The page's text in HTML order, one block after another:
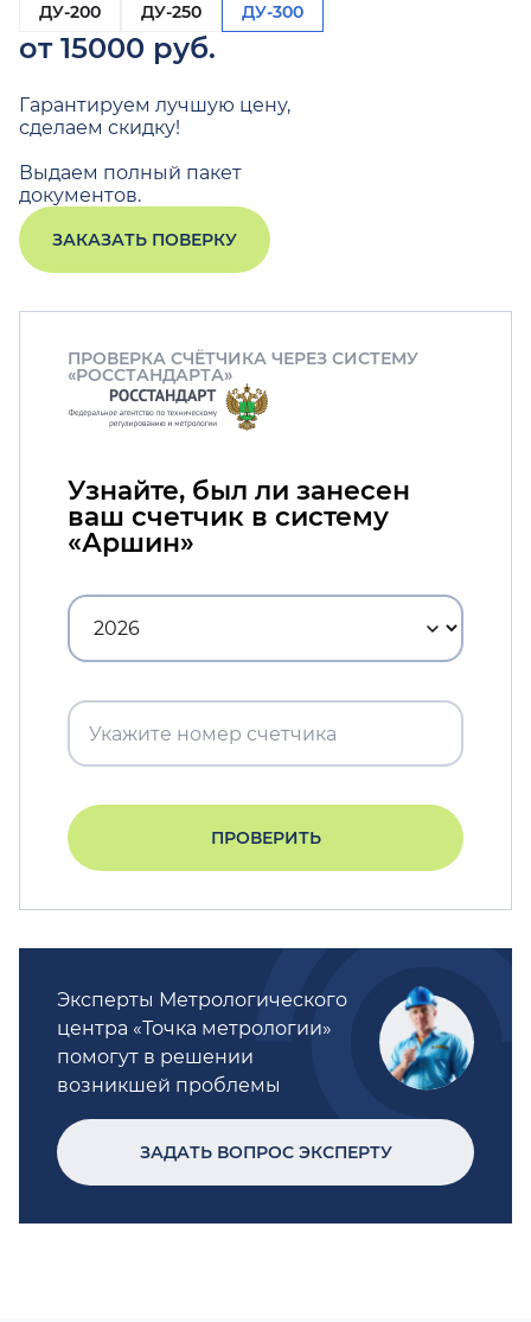
ДУ-200
ДУ-250 ДУ-300
от 15000 руб.
Гарантируем лучшую цену,
сделаем скидку!
Выдаем полный пакет
документов.
ЗАКАЗАТЬ ПОВЕРКУ
ПРОВЕРКА СЧЁТЧИКА ЧЕРЕЗ СИСТЕМУ
«РОССТАНДАРТА»
Узнайте, был ли занесен
ваш счетчик в систему
«Аршин»
ПРОВЕРИТЬ
Эксперты Метрологического
центра «Точка метрологии»
помогут в решении
возникшей проблемы
ЗАДАТЬ ВОПРОС ЭКСПЕРТУ